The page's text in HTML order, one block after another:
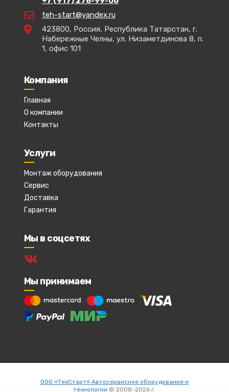
teh-start@yandex.ru
423800, Россия, Республика Татарстан, г.
Набережные Челны, ул. Низаметдинова 8, п.
1, офис 101
Компания
Главная
О компании
Контакты
Услуги
Монтаж оборудования
Сервис
Доставка
Гарантия
Мы в соцсетях
Мы принимаем
ООО «ТехСтарт» Автосервисное оборудование и
технологии © 2008-2026 г.